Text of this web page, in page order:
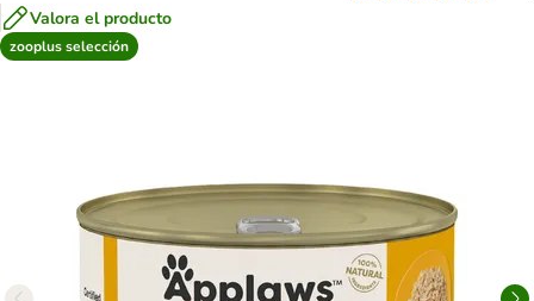
Valora el producto
zooplus selección